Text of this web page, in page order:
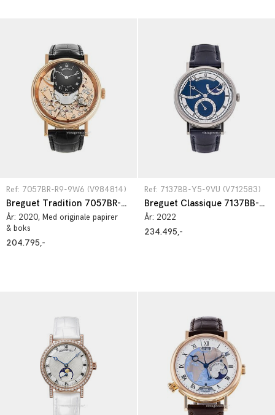
Ref: 7057BR-R9-9W6 (V984814)
Breguet Tradition 7057BR-R9-9W6
År: 2020, Med originale papirer
& boks
204.795,-
Ref: 7137BB-Y5-9VU (V712583)
Breguet Classique 7137BB-Y5-9VU
År: 2022
234.495,-